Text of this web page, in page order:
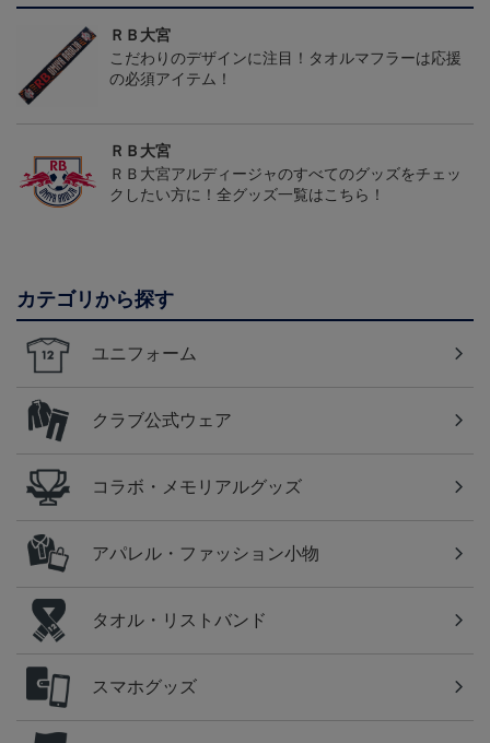
ＲＢ大宮
こだわりのデザインに注目！タオルマフラーは応援
の必須アイテム！
ＲＢ大宮
ＲＢ大宮アルディージャのすべてのグッズをチェッ
クしたい方に！全グッズ一覧はこちら！
カテゴリから探す
ユニフォーム
クラブ公式ウェア
コラボ・メモリアルグッズ
アパレル・ファッション小物
タオル・リストバンド
スマホグッズ